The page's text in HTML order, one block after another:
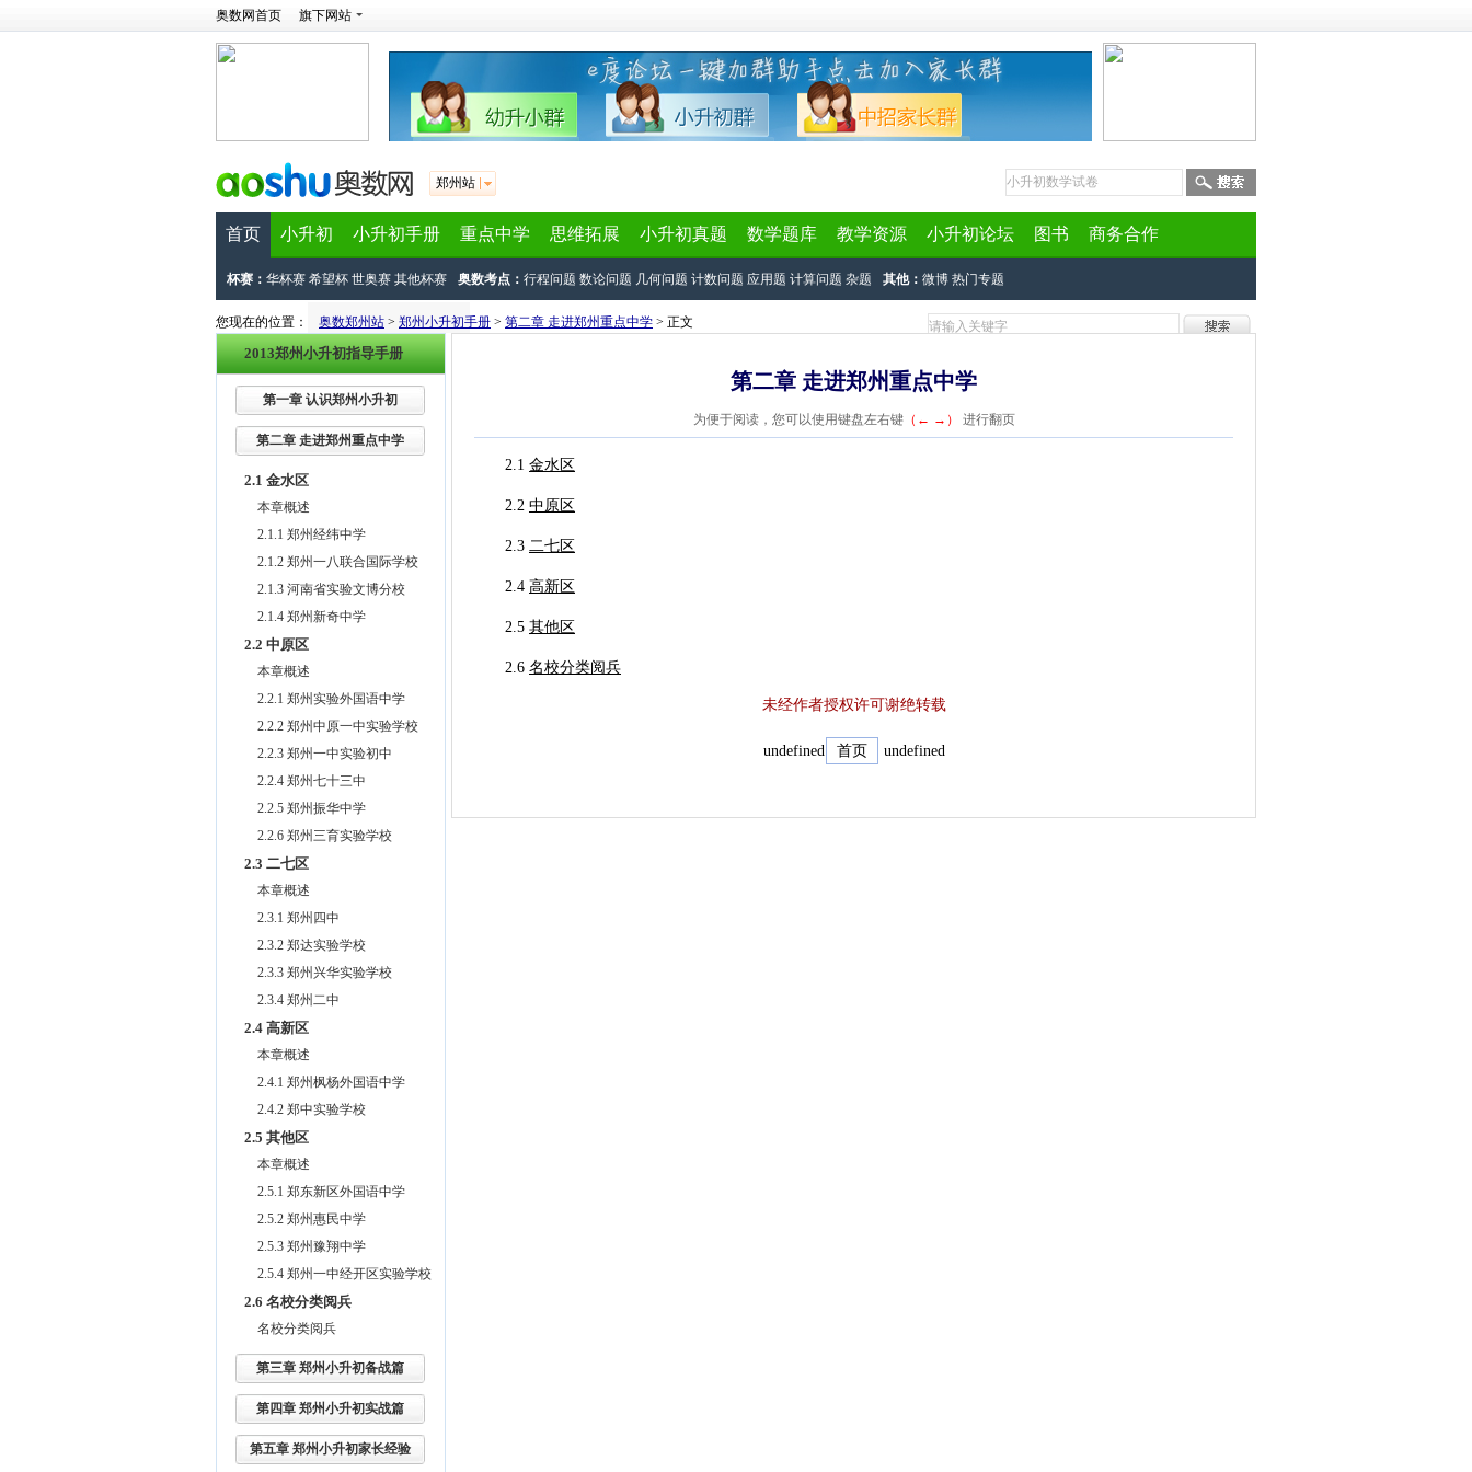
奥数网首页 旗下网站
郑州站
首页 小升初 小升初手册 重点中学 思维拓展 小升初真题 数学题库 教学资源 小升初论坛 图书 商务合作
杯赛： 华杯赛 希望杯 世奥赛 其他杯赛 奥数考点： 行程问题 数论问题 几何问题 计数问题 应用题 计算问题 杂题 其他： 微博 热门专题
您现在的位置： 奥数郑州站 > 郑州小升初手册 > 第二章 走进郑州重点中学 > 正文
2013郑州小升初指导手册
第一章 认识郑州小升初
第二章 走进郑州重点中学
2.1 金水区
本章概述
2.1.1 郑州经纬中学
2.1.2 郑州一八联合国际学校
2.1.3 河南省实验文博分校
2.1.4 郑州新奇中学
2.2 中原区
本章概述
2.2.1 郑州实验外国语中学
2.2.2 郑州中原一中实验学校
2.2.3 郑州一中实验初中
2.2.4 郑州七十三中
2.2.5 郑州振华中学
2.2.6 郑州三育实验学校
2.3 二七区
本章概述
2.3.1 郑州四中
2.3.2 郑达实验学校
2.3.3 郑州兴华实验学校
2.3.4 郑州二中
2.4 高新区
本章概述
2.4.1 郑州枫杨外国语中学
2.4.2 郑中实验学校
2.5 其他区
本章概述
2.5.1 郑东新区外国语中学
2.5.2 郑州惠民中学
2.5.3 郑州豫翔中学
2.5.4 郑州一中经开区实验学校
2.6 名校分类阅兵
名校分类阅兵
第三章 郑州小升初备战篇
第四章 郑州小升初实战篇
第五章 郑州小升初家长经验
第二章 走进郑州重点中学
为便于阅读，您可以使用键盘左右键（← →） 进行翻页
2.1 金水区
2.2 中原区
2.3 二七区
2.4 高新区
2.5 其他区
2.6 名校分类阅兵
未经作者授权许可谢绝转载
undefined 首页 undefined